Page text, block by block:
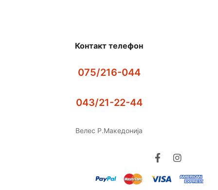
Контакт телефон
075/216-044
043/21-22-44
Велес Р.Македонија